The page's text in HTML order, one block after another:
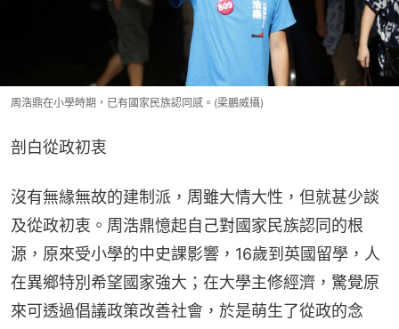
周浩鼎在小學時期，已有國家民族認同感。(梁鵬威攝)
剖白從政初衷
沒有無緣無故的建制派，周雖大情大性，但就甚少談
及從政初衷。周浩鼎憶起自己對國家民族認同的根
源，原來受小學的中史課影響，16歲到英國留學，人
在異鄉特別希望國家強大；在大學主修經濟，驚覺原
來可透過倡議政策改善社會，於是萌生了從政的念